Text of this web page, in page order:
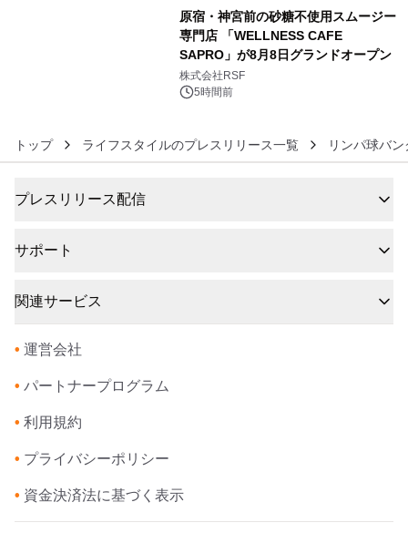
原宿・神宮前の砂糖不使用スムージー
専門店 「WELLNESS CAFE
SAPRO」が8月8日グランドオープン
株式会社RSF
5時間前
トップ ライフスタイルのプレスリリース一覧 リンパ球バ
プレスリリース配信
サポート
関連サービス
• 運営会社
• パートナープログラム
• 利用規約
• プライバシーポリシー
• 資金決済法に基づく表示